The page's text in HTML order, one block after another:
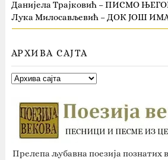
Данијела Трајковић – ПИСМО
Лука Милосављевић – ДОК ЈОШ
АРХИВА САЈТА
Прелепа љубавна поезија познатих